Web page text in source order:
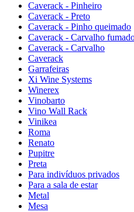
Caverack - Pinheiro
Caverack - Preto
Caverack - Pinho queimado
Caverack - Carvalho
Caverack - Carvalho
Caverack
Garrafeiras
Xi Wine Systems
Winerex
Vinobarto
Vino Wall Rack
Vinikea
Roma
Renato
Pupitre
Preta
Para indivíduos privados
Para a sala de estar
Metal
Mesa